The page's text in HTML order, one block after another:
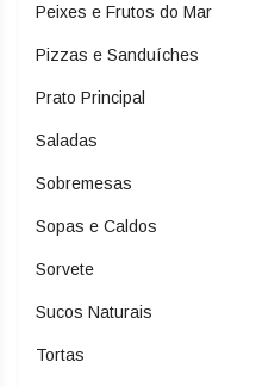
Peixes e Frutos do Mar
Pizzas e Sanduíches
Prato Principal
Saladas
Sobremesas
Sopas e Caldos
Sorvete
Sucos Naturais
Tortas